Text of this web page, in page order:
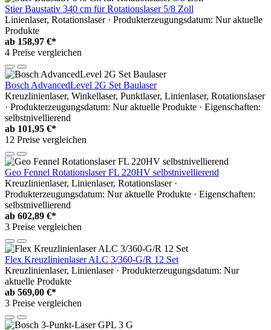
Stier Baustativ 340 cm für Rotationslaser 5/8 Zoll
Linienlaser, Rotationslaser · Produkterzeugungsdatum: Nur aktuelle
Produkte
ab 158,97 €*
4 Preise vergleichen
Bosch AdvancedLevel 2G Set Baulaser
Kreuzlinienlaser, Winkellaser, Punktlaser, Linienlaser, Rotationslaser
· Produkterzeugungsdatum: Nur aktuelle Produkte · Eigenschaften:
selbstnivellierend
ab 101,95 €*
12 Preise vergleichen
Geo Fennel Rotationslaser FL 220HV selbstnivellierend
Kreuzlinienlaser, Linienlaser, Rotationslaser ·
Produkterzeugungsdatum: Nur aktuelle Produkte · Eigenschaften:
selbstnivellierend
ab 602,89 €*
3 Preise vergleichen
Flex Kreuzlinienlaser ALC 3/360-G/R 12 Set
Kreuzlinienlaser, Linienlaser · Produkterzeugungsdatum: Nur
aktuelle Produkte
ab 569,00 €*
3 Preise vergleichen